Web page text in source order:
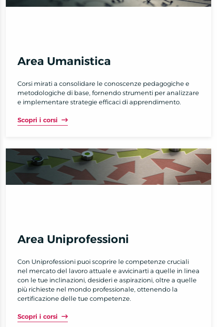
Area Umanistica
Corsi mirati a consolidare le conoscenze pedagogiche e
metodologiche di base, fornendo strumenti per analizzare
e implementare strategie efficaci di apprendimento.
Scopri i corsi
Area Uniprofessioni
Con Uniprofessioni puoi scoprire le competenze cruciali
nel mercato del lavoro attuale e avvicinarti a quelle in linea
con le tue inclinazioni, desideri e aspirazioni, oltre a quelle
più richieste nel mondo professionale, ottenendo la
certificazione delle tue competenze.
Scopri i corsi